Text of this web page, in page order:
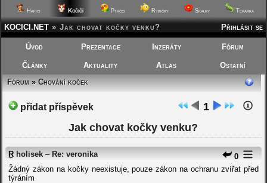
Hafíci Kočičí Ptáčci Rybičky Skalky Terárka
Přihlásit se
KOCICI.NET » Jak chovat kočky venku?
Úvod Prezentace Inzeráty Fórum
Články Aktuality Atlas
Ostatní
Fórum»Chování koček
přidat příspěvek
1
Jak chovat kočky venku?
0
R holisek – Re: veronika
Žádný zákon na kočky neexistuje, pouze zákon na ochranu zvířat před
týráním